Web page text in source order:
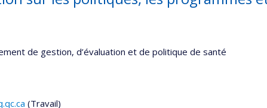
de gestion, d’évaluation et de politique de santé
(Travail)